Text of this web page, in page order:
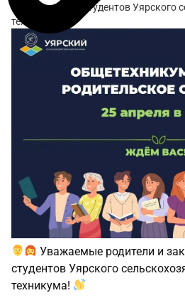
представители студентов Уярского
техникума!
Уважаемые родители и
студентов Уярского
техникума!